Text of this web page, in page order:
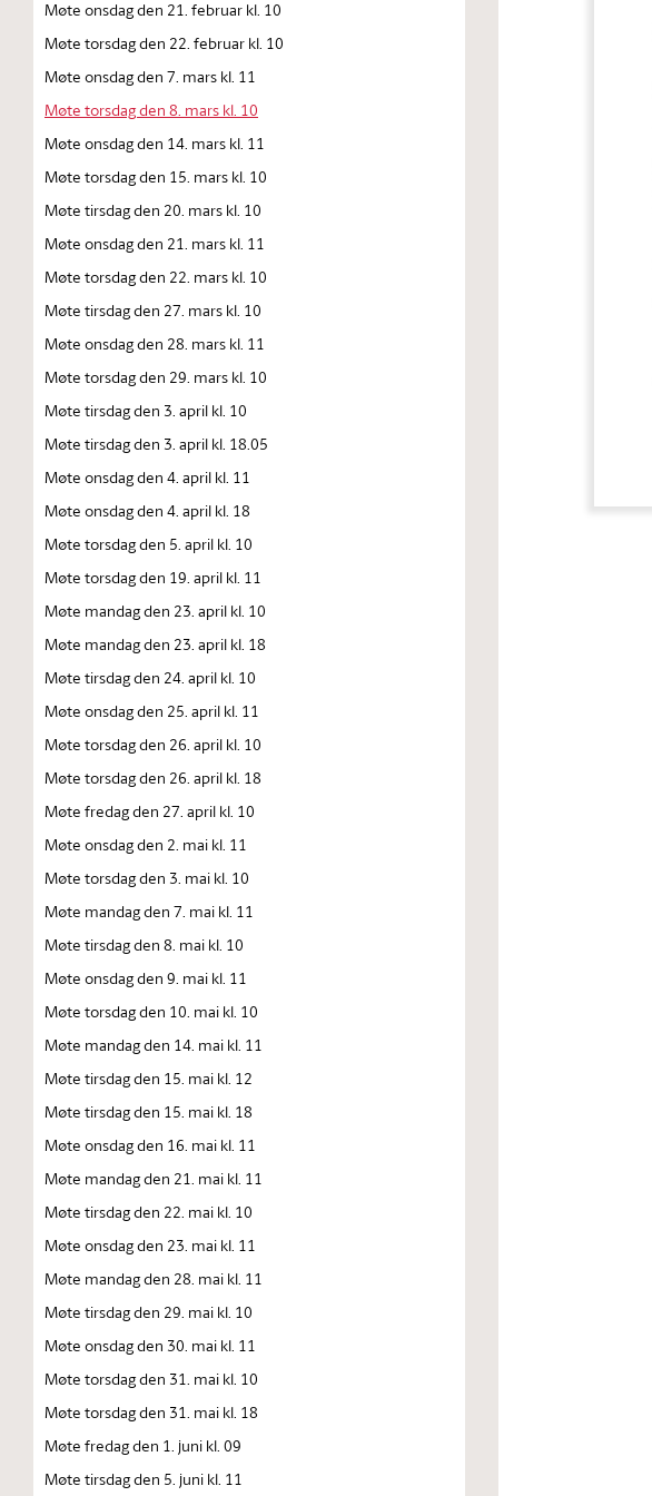
Møte onsdag den 21. februar kl. 10
Møte torsdag den 22. februar kl. 10
Møte onsdag den 7. mars kl. 11
Møte torsdag den 8. mars kl. 10
Møte onsdag den 14. mars kl. 11
Møte torsdag den 15. mars kl. 10
Møte tirsdag den 20. mars kl. 10
Møte onsdag den 21. mars kl. 11
Møte torsdag den 22. mars kl. 10
Møte tirsdag den 27. mars kl. 10
Møte onsdag den 28. mars kl. 11
Møte torsdag den 29. mars kl. 10
Møte tirsdag den 3. april kl. 10
Møte tirsdag den 3. april kl. 18.05
Møte onsdag den 4. april kl. 11
Møte onsdag den 4. april kl. 18
Møte torsdag den 5. april kl. 10
Møte torsdag den 19. april kl. 11
Møte mandag den 23. april kl. 10
Møte mandag den 23. april kl. 18
Møte tirsdag den 24. april kl. 10
Møte onsdag den 25. april kl. 11
Møte torsdag den 26. april kl. 10
Møte torsdag den 26. april kl. 18
Møte fredag den 27. april kl. 10
Møte onsdag den 2. mai kl. 11
Møte torsdag den 3. mai kl. 10
Møte mandag den 7. mai kl. 11
Møte tirsdag den 8. mai kl. 10
Møte onsdag den 9. mai kl. 11
Møte torsdag den 10. mai kl. 10
Møte mandag den 14. mai kl. 11
Møte tirsdag den 15. mai kl. 12
Møte tirsdag den 15. mai kl. 18
Møte onsdag den 16. mai kl. 11
Møte mandag den 21. mai kl. 11
Møte tirsdag den 22. mai kl. 10
Møte onsdag den 23. mai kl. 11
Møte mandag den 28. mai kl. 11
Møte tirsdag den 29. mai kl. 10
Møte onsdag den 30. mai kl. 11
Møte torsdag den 31. mai kl. 10
Møte torsdag den 31. mai kl. 18
Møte fredag den 1. juni kl. 09
Møte tirsdag den 5. juni kl. 11